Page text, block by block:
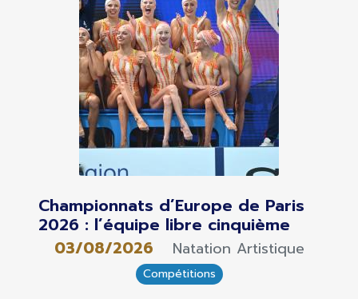
Championnats d’Europe de Paris
2026 : l’équipe libre cinquième
03/08/2026 Natation Artistique
Compétitions